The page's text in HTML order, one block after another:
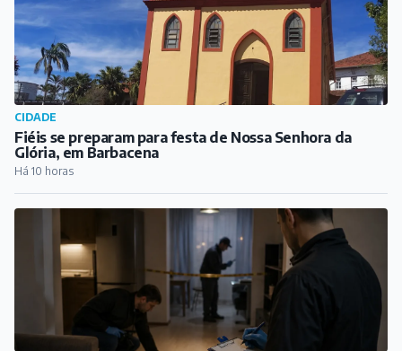
COTIDIANO
Polícia Civil realiza reconstituição do feminicídio que
vitimou estudante de medicina em Barbacena
Há 12 horas